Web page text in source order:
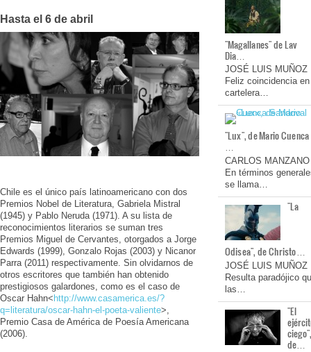
Hasta el 6 de abril
Chile es el único país latinoamericano con dos
Premios Nobel de Literatura, Gabriela Mistral
(1945) y Pablo Neruda (1971). A su lista de
reconocimientos literarios se suman tres
Premios Miguel de Cervantes, otorgados a Jorge
Edwards (1999), Gonzalo Rojas (2003) y Nicanor
Parra (2011) respectivamente. Sin olvidarnos de
otros escritores que también han obtenido
prestigiosos galardones, como es el caso de
Oscar Hahn<http://www.casamerica.es/?
q=literatura/oscar-hahn-el-poeta-valiente>,
Premio Casa de América de Poesía Americana
(2006).
"Magallanes" de Lav
Dia…
JOSÉ LUIS MUÑOZ
Feliz coincidencia en
cartelera…
"Lux", de Mario Cuenca
…
CARLOS MANZANO
En términos
se llama…
"La
Odisea", de Christo…
JOSÉ LUIS MUÑOZ
Resulta paradójico
las…
"El
de…